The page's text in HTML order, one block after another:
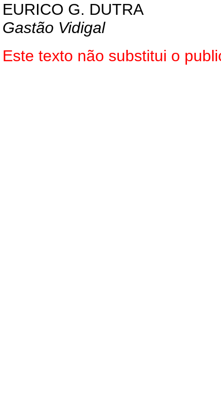
EURICO G. DUTRA
Gastão Vidigal
Este texto não substitui o